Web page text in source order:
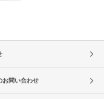
お問い合わせ